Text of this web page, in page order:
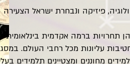
פיזיקה ונבחרת ישראל הצעירה
תחרויות ברמה אקדמית בינלאומית
עליונות מכל רחבי העולם.
מחוננים ומצטיינים תלמידים